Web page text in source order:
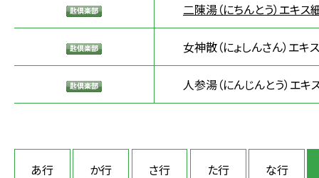
二陳湯（にちんとう）エキス
女神散（にょしんさん）エキ
人参湯（にんじんとう）エキ
あ行 か行 さ行 た行 な行